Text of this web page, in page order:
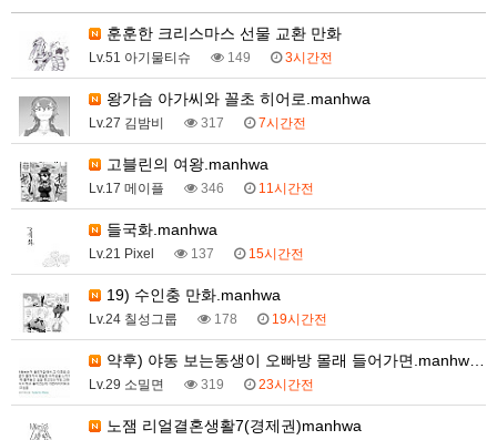
훈훈한 크리스마스 선물 교환 만화
Lv.51 아기물티슈 149 3시간전
왕가슴 아가씨와 꼴초 히어로.manhwa
Lv.27 김밤비 317 7시간전
고블린의 여왕.manhwa
Lv.17 메이플 346 11시간전
들국화.manhwa
Lv.21 Pixel 137 15시간전
19) 수인충 만화.manhwa
Lv.24 칠성그룹 178 19시간전
약후) 야동 보는동생이 오빠방 몰래 들어가면.manhw…
Lv.29 소밀면 319 23시간전
노잼 리얼결혼생활7(경제권)manhwa